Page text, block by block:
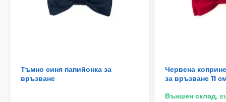
Тъмно синя папийонка за
връзване
Червена
за връзване 11
Външен склад,